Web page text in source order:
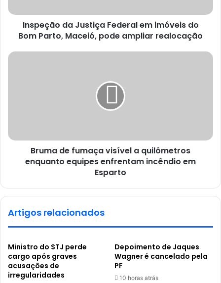
Inspeção da Justiça Federal em imóveis do
Bom Parto, Maceió, pode ampliar realocação
Bruma de fumaça visível a quilômetros
enquanto equipes enfrentam incêndio em
Esparto
Artigos relacionados
Ministro do STJ perde
cargo após graves
acusações de
irregularidades
Depoimento de Jaques
Wagner é cancelado pela
PF
10 horas atrás